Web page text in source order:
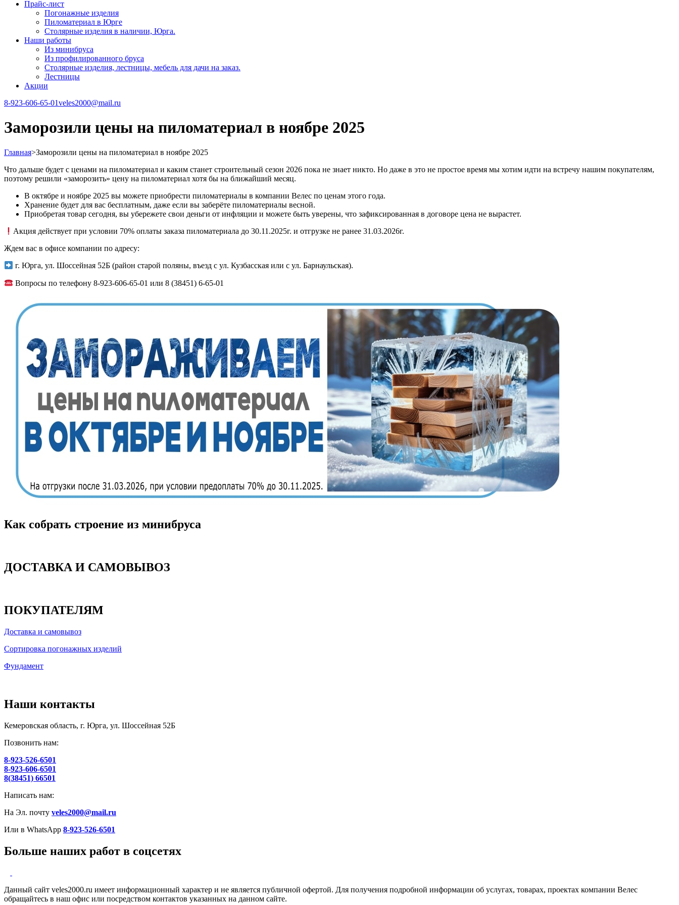
Прайс-лист
Погонажные изделия
Пиломатериал в Юрге
Столярные изделия в наличии, Юрга.
Наши работы
Из минибруса
Из профилированного бруса
Столярные изделия, лестницы, мебель для дачи на заказ.
Лестницы
Акции
8-923-606-65-01veles2000@mail.ru
Заморозили цены на пиломатериал в ноябре 2025
Главная>Заморозили цены на пиломатериал в ноябре 2025
Что дальше будет с ценами на пиломатериал и каким станет строительный сезон 2026 пока не знает никто. Но даже в это не простое время мы хотим идти на встречу нашим покупателям,
поэтому решили «заморозить» цену на пиломатериал хотя бы на ближайший месяц.
В октябре и ноябре 2025 вы можете приобрести пиломатериалы в компании Велес по ценам этого года.
Хранение будет для вас бесплатным, даже если вы заберёте пиломатериалы весной.
Приобретая товар сегодня, вы убережете свои деньги от инфляции и можете быть уверены, что зафиксированная в договоре цена не вырастет.
Акция действует при условии 70% оплаты заказа пиломатериала до 30.11.2025г. и отгрузке не ранее 31.03.2026г.
Ждем вас в офисе компании по адресу:
г. Юрга, ул. Шоссейная 52Б (район старой поляны, въезд с ул. Кузбасская или с ул. Барнаульская).
Вопросы по телефону 8-923-606-65-01 или 8 (38451) 6-65-01
Как собрать строение из минибруса
ДОСТАВКА И САМОВЫВОЗ
ПОКУПАТЕЛЯМ
Доставка и самовывоз
Сортировка погонажных изделий
Фундамент
Наши контакты
Кемеровская область, г. Юрга, ул. Шоссейная 52Б
Позвонить нам:
8-923-526-6501
8-923-606-6501
8(38451) 66501
Написать нам:
На Эл. почту veles2000@mail.ru
Или в WhatsApp 8-923-526-6501
Больше наших работ в соцсетях
Данный сайт veles2000.ru имеет информационный характер и не является публичной офертой. Для получения подробной информации об услугах, товарах, проектах компании Велес
обращайтесь в наш офис или посредством контактов указанных на данном сайте.